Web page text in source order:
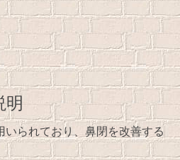
明
いられており、鼻閉を改善する